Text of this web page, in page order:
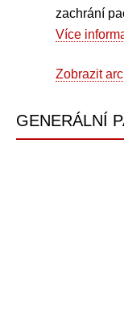
zachrání
Více
Zobrazit
GENERÁLNÍ